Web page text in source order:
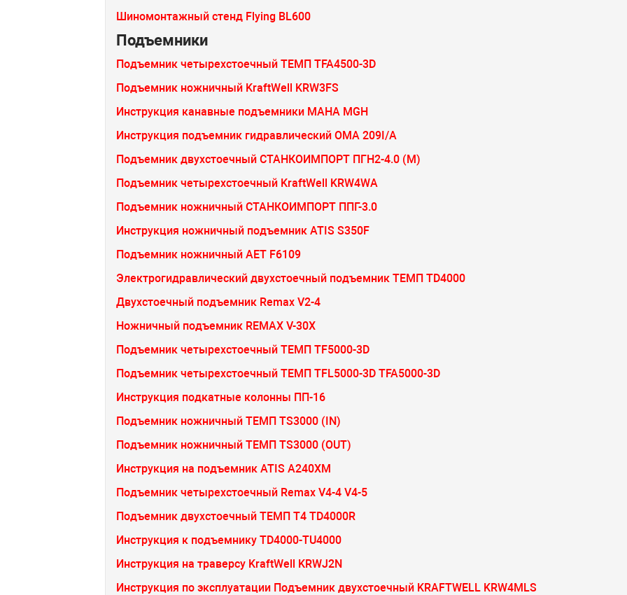
Шиномонтажный стенд Flying BL600
Подъемники
Подъемник четырехстоечный ТЕМП TFA4500-3D
Подъемник ножничный KraftWell KRW3FS
Инструкция канавные подъемники MAHA MGH
Инструкция подъемник гидравлический ОМА 209I/A
Подъемник двухстоечный СТАНКОИМПОРТ ПГН2-4.0 (М)
Подъемник четырехстоечный KraftWell KRW4WA
Подъемник ножничный СТАНКОИМПОРТ ППГ-3.0
Инструкция ножничный подъемник ATIS S350F
Подъемник ножничный AET F6109
Электрогидравлический двухстоечный подъемник ТЕМП TD4000
Двухстоечный подъемник Remax V2-4
Ножничный подъемник REMAX V-30X
Подъемник четырехстоечный ТЕМП TF5000-3D
Подъемник четырехстоечный ТЕМП TFL5000-3D TFA5000-3D
Инструкция подкатные колонны ПП-16
Подъемник ножничный ТЕМП TS3000 (IN)
Подъемник ножничный ТЕМП TS3000 (OUT)
Инструкция на подъемник ATIS A240XM
Подъемник четырехстоечный Remax V4-4 V4-5
Подъемник двухстоечный ТЕМП T4 TD4000R
Инструкция к подъемнику TD4000-TU4000
Инструкция на траверсу KraftWell KRWJ2N
Инструкция по эксплуатации Подъемник двухстоечный KRAFTWELL KRW4MLS